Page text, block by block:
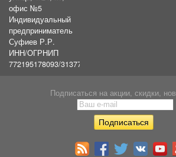
офис №5
Индивидуальный
предприниматель
Суфиев Р.Р.
ИНН/ОГРНИП
772195178093/31377461610054
Подписаться на акции, скидки,